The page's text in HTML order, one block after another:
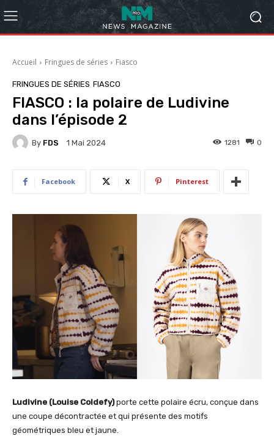
Accueil Fringues de séries Fiasco
FRINGUES DE SÉRIES FIASCO
FIASCO : la polaire de Ludivine
dans l’épisode 2
By FDS 1 Mai 2024 0
1281
Facebook X Pinterest
Ludivine (Louise Coldefy)porte cette polaire écru, conçue dans
une coupe décontractée et qui présente des motifs
géométriques bleu et jaune.